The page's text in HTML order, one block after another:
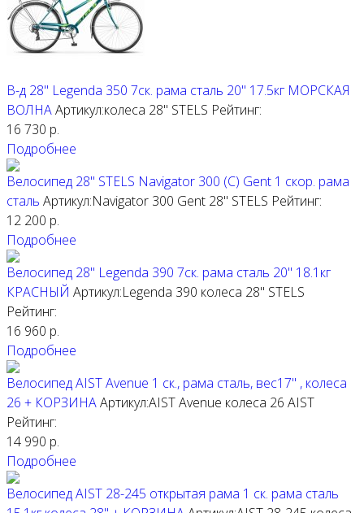
В-д 28" Legenda 350 7ск. рама сталь 20" 17.5кг МОРСКАЯ
ВОЛНААртикул:колеса 28" STELS Рейтинг:
16 730 р.
Подробнее
Велосипед 28" STELS Navigator 300 (С) Gent 1 скор. рама
сталь Артикул:Navigator 300 Gent 28" STELS Рейтинг:
12 200 р.
Подробнее
Велосипед 28" Legenda 390 7ск. рама сталь 20" 18.1кг
КРАСНЫЙ Артикул:Legenda 390 колеса 28" STELS
Рейтинг:
16 960 р.
Подробнее
Велосипед AIST Avenue 1 ск., рама сталь, вес17" , колеса
26 + КОРЗИНААртикул:AIST Avenue колеса 26 AIST
Рейтинг:
14 990 р.
Подробнее
Велосипед AIST 28-245 открытая рама 1 ск. рама сталь